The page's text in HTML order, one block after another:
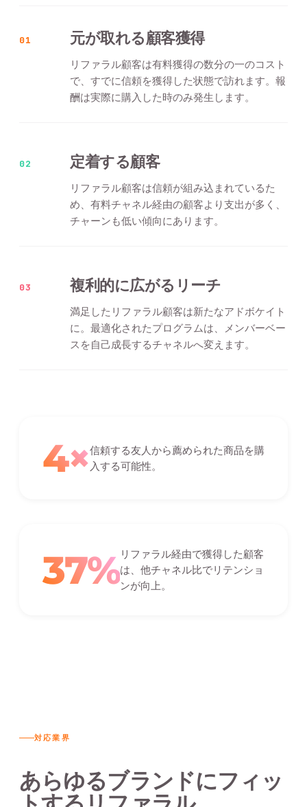
01 元が取れる顧客獲得
リファラル顧客は有料獲得の数分の一のコスト
で、すでに信頼を獲得した状態で訪れます。報
酬は実際に購入した時のみ発生します。
02 定着する顧客
リファラル顧客は信頼が組み込まれているた
め、有料チャネル経由の顧客より支出が多く、
チャーンも低い傾向にあります。
03 複利的に広がるリーチ
満足したリファラル顧客は新たなアドボケイト
に。最適化されたプログラムは、メンバーベー
スを自己成長するチャネルへ変えます。
4×信頼する友人から薦められた商品を購
入する可能性。
37%リファラル経由で獲得した顧客
は、他チャネル比でリテンショ
ンが向上。
対応業界
あらゆるブランドにフィッ